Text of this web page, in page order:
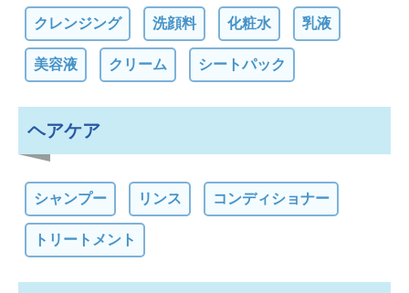
クレンジング 洗顔料 化粧水 乳液
美容液 クリーム シートパック
ヘアケア
シャンプー リンス コンディショナー
トリートメント